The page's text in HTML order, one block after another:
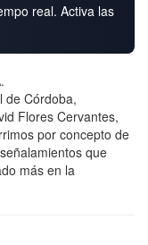
real. Activa las
de Córdoba,
Flores Cervantes,
por concepto de
que
más en la